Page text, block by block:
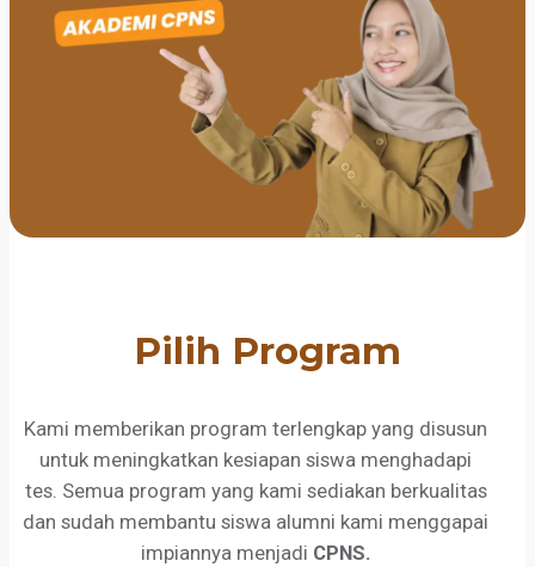
Pilih Program
Kami memberikan program terlengkap yang disusun
untuk meningkatkan kesiapan siswa menghadapi
tes. Semua program yang kami sediakan berkualitas
dan sudah membantu siswa alumni kami menggapai
impiannya menjadi CPNS.